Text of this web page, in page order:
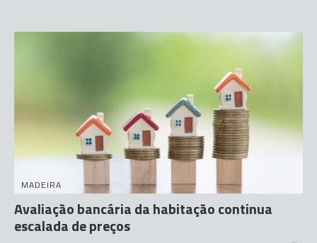
MADEIRA
Avaliação bancária da habitação continua
escalada de preços